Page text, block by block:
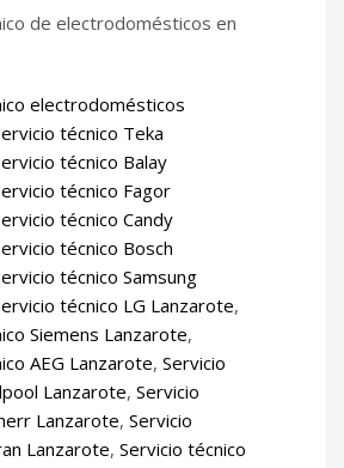
de electrodomésticos en
electrodomésticos
técnico Teka
técnico Balay
técnico Fagor
técnico Candy
técnico Bosch
técnico Samsung
técnico LG Lanzarote,
Siemens Lanzarote,
AEG Lanzarote, Servicio
Lanzarote, Servicio
Lanzarote, Servicio
Lanzarote, Servicio técnico